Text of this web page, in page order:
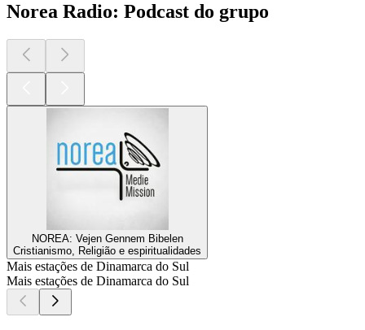
Norea Radio: Podcast do grupo
NOREA: Vejen Gennem Bibelen
Cristianismo, Religião e espiritualidades
Mais estações de Dinamarca do Sul
Mais estações de Dinamarca do Sul